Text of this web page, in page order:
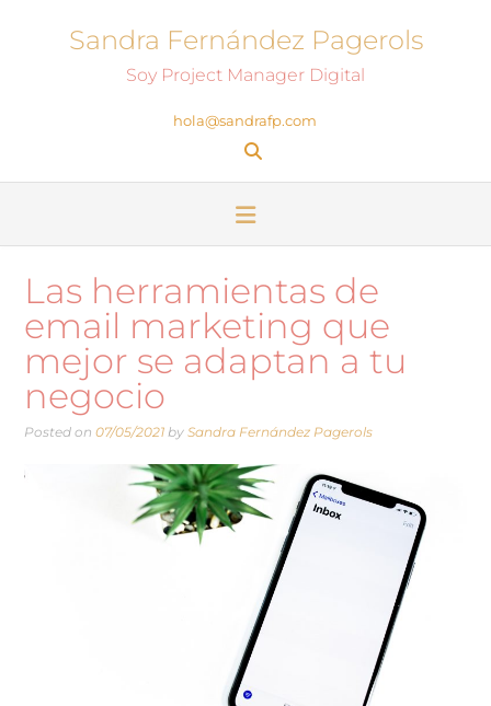
Sandra Fernández Pagerols
Soy Project Manager Digital
hola@sandrafp.com
Las herramientas de
email marketing que
mejor se adaptan a tu
negocio
Posted on 07/05/2021 by Sandra Fernández Pagerols